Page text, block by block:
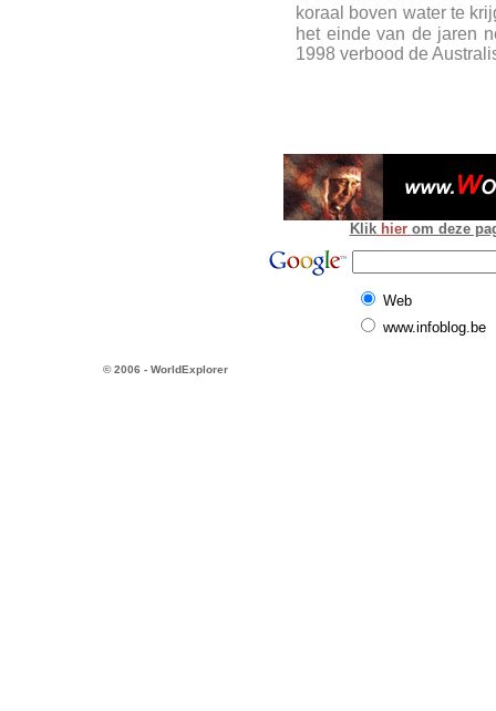
koraal boven water te
het einde van de jaren
1998 verbood de
Klik hier om deze
Web
www.infoblog.be
© 2006 - WorldExplorer